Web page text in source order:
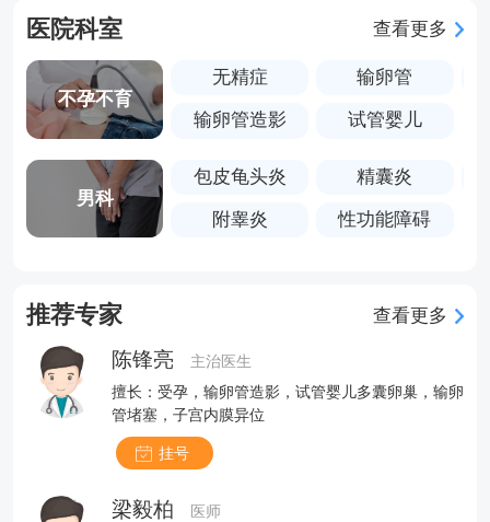
医院科室 查看更多
不孕不育
无精症 输卵管
输卵管造影 试管婴儿
男科
包皮龟头炎 精囊炎
附睾炎 性功能障碍
推荐专家 查看更多
陈锋亮
主治医生
擅长：受孕，输卵管造影，试管婴儿多囊卵巢，输卵
管堵塞，子宫内膜异位
挂号
梁毅柏
医师